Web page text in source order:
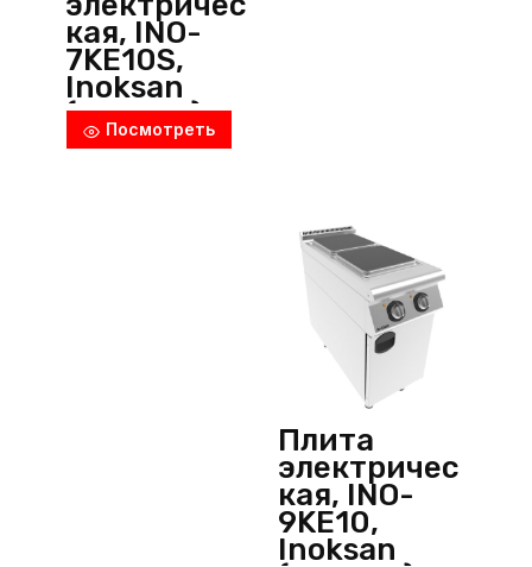
кая, INO-
7KE10S,
Inoksan
(Турция)
Посмотреть
Плита
электричес
кая, INO-
9KE10,
Inoksan